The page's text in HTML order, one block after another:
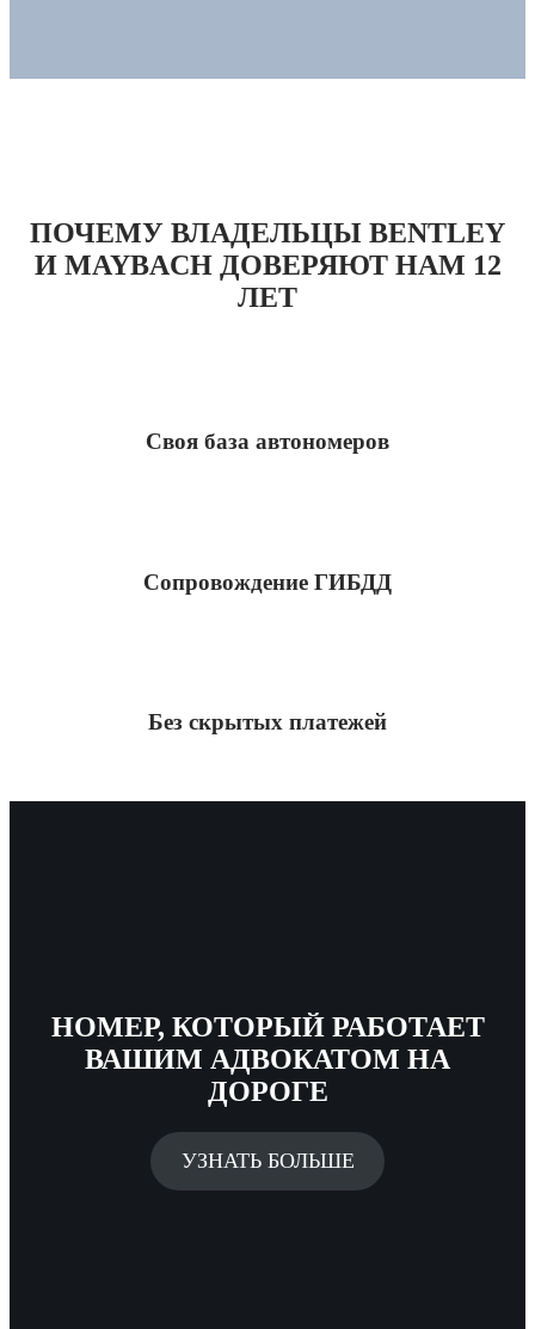
ПОЧЕМУ ВЛАДЕЛЬЦЫ BENTLEY
И MAYBACH ДОВЕРЯЮТ НАМ 12
ЛЕТ
Своя база автономеров
Сопровождение ГИБДД
Без скрытых платежей
НОМЕР, КОТОРЫЙ РАБОТАЕТ
ВАШИМ АДВОКАТОМ НА
ДОРОГЕ
УЗНАТЬ БОЛЬШЕ